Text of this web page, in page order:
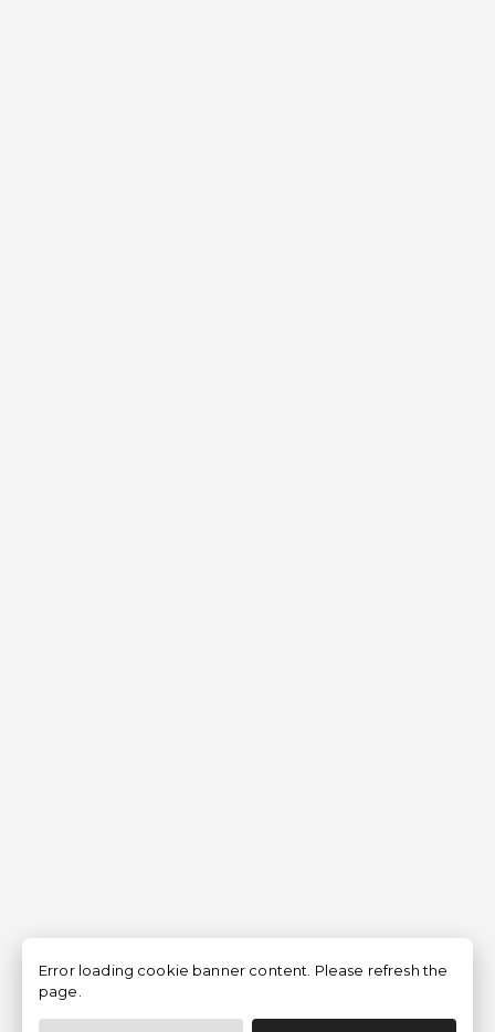
Filtrar
Error loading cookie banner content. Please refresh the
page.